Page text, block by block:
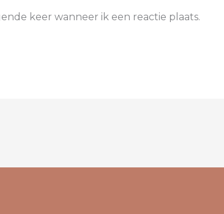
keer wanneer ik een reactie plaats.